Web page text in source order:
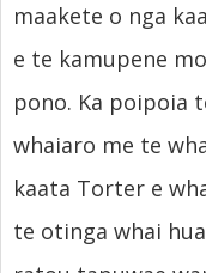
maakete o nga
e te kamupene
pono. Ka poipoia
whaiaro me te
kaata Torter e
te otinga whai